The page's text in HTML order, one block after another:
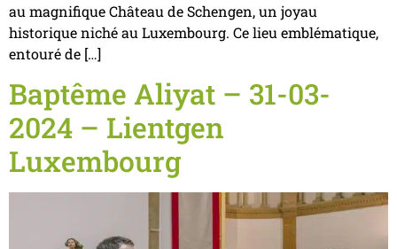
au magnifique Château de Schengen, un joyau
historique niché au Luxembourg. Ce lieu emblématique,
entouré de […]
Baptême Aliyat – 31-03-
2024 – Lientgen
Luxembourg